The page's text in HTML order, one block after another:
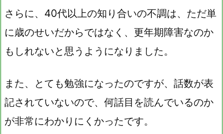
さらに、40代以上の知り合いの不調は、ただ単
に歳のせいだからではなく、更年期障害なのか
もしれないと思うようになりました。
また、とても勉強になったのですが、話数が表
記されていないので、何話目を読んでいるのか
が非常にわかりにくかったです。